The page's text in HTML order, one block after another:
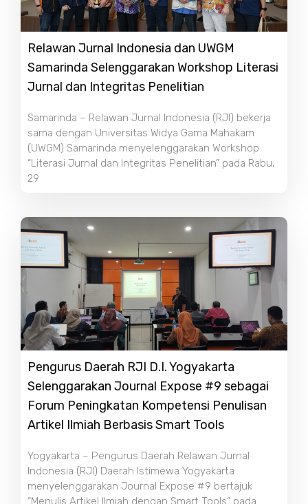
Relawan Jurnal Indonesia dan UWGM
Samarinda Selenggarakan Workshop Literasi
Jurnal dan Integritas Penelitian
Samarinda – Relawan Jurnal Indonesia (RJI) bekerja
sama dengan Universitas Widya Gama Mahakam
(UWGM) Samarinda menyelenggarakan Workshop
“Literasi Jurnal dan Integritas Penelitian” pada Rabu,
29
Pengurus Daerah RJI D.I. Yogyakarta
Selenggarakan Journal Expose #9 sebagai
Forum Peningkatan Kompetensi Penulisan
Artikel Ilmiah Berbasis Smart Tools
Yogyakarta – Pengurus Daerah Relawan Jurnal
Indonesia (RJI) Daerah Istimewa Yogyakarta
menyelenggarakan Journal Expose #9 bertajuk
“Menulis Artikel Ilmiah dengan Smart Tools” pada